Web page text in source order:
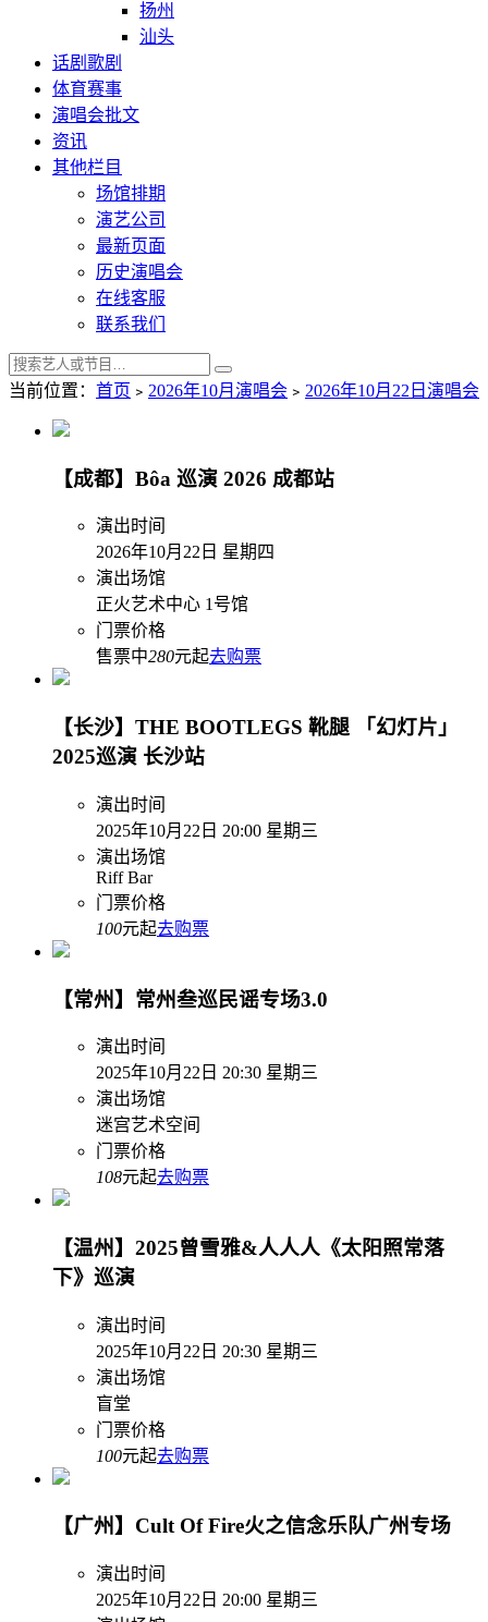
扬州
汕头
话剧歌剧
体育赛事
演唱会批文
资讯
其他栏目
场馆排期
演艺公司
最新页面
历史演唱会
在线客服
联系我们
当前位置： 首页 ﹥ 2026年10月演唱会 ﹥ 2026年10月22日演唱会
【成都】Bôa 巡演 2026 成都站
演出时间
2026年10月22日 星期四
演出场馆
正火艺术中心 1号馆
门票价格
售票中280元起去购票
【长沙】THE BOOTLEGS 靴腿 「幻灯片」
2025巡演 长沙站
演出时间
2025年10月22日 20:00 星期三
演出场馆
Riff Bar
门票价格
100元起去购票
【常州】常州叁巡民谣专场3.0
演出时间
2025年10月22日 20:30 星期三
演出场馆
迷宫艺术空间
门票价格
108元起去购票
【温州】2025曾雪雅&人人人《太阳照常落
下》巡演
演出时间
2025年10月22日 20:30 星期三
演出场馆
盲堂
门票价格
100元起去购票
【广州】Cult Of Fire火之信念乐队广州专场
演出时间
2025年10月22日 20:00 星期三